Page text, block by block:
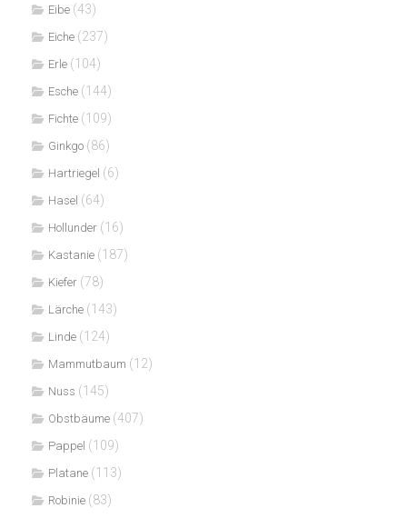
Eibe (43)
Eiche (237)
Erle (104)
Esche (144)
Fichte (109)
Ginkgo (86)
Hartriegel (6)
Hasel (64)
Hollunder (16)
Kastanie (187)
Kiefer (78)
Lärche (143)
Linde (124)
Mammutbaum (12)
Nuss (145)
Obstbäume (407)
Pappel (109)
Platane (113)
Robinie (83)